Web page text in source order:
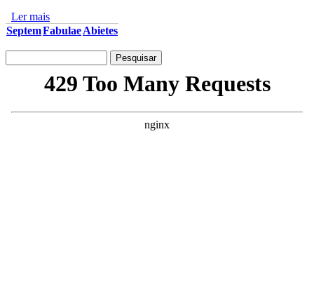
Ler mais
SeptemFabulaeAbietes
Formulário de pesquisa